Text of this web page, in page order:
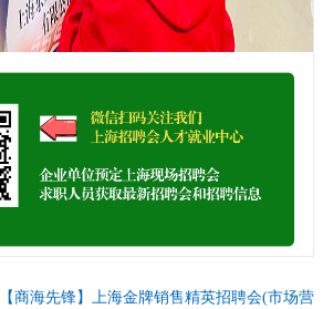
商海先锋】上海金牌销售精英招聘会(市场营